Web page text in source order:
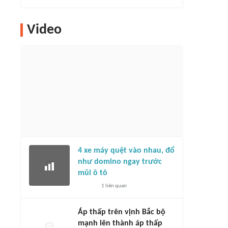
Video
4 xe máy quệt vào nhau, đổ
như domino ngay trước
mũi ô tô
1 liên quan
Áp thấp trên vịnh Bắc bộ
mạnh lên thành áp thấp